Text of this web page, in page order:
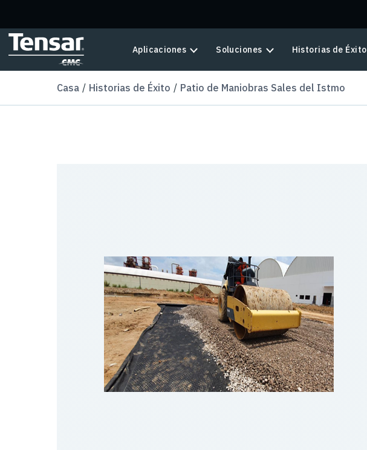
Aplicaciones Soluciones Historias de Éxito
Casa Historias de Éxito Patio de Maniobras Sales del Istmo